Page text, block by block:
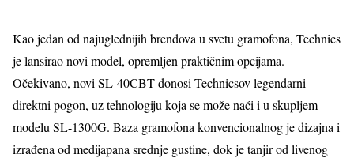
Kao jedan od najuglednijih brendova u svetu gramofona, Technics
je lansirao novi model, opremljen praktičnim opcijama.
Očekivano, novi SL-40CBT donosi Technicsov legendarni
direktni pogon, uz tehnologiju koja se može naći i u skupljem
modelu SL-1300G. Baza gramofona konvencionalnog je dizajna i
izrađena od medijapana srednje gustine, dok je tanjir od livenog